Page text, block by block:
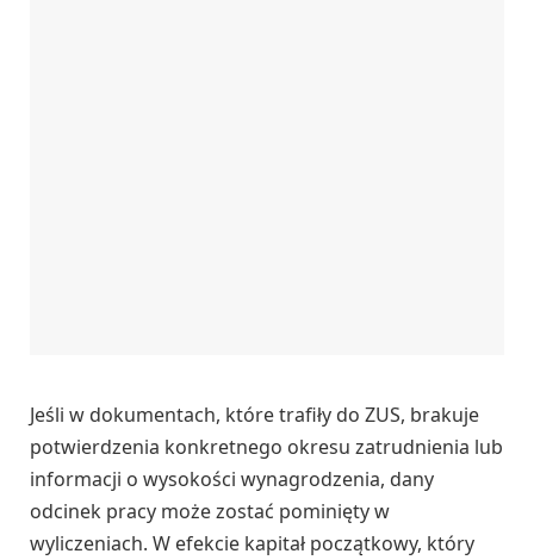
Jeśli w dokumentach, które trafiły do ZUS, brakuje
potwierdzenia konkretnego okresu zatrudnienia lub
informacji o wysokości wynagrodzenia, dany
odcinek pracy może zostać pominięty w
wyliczeniach. W efekcie kapitał początkowy, który